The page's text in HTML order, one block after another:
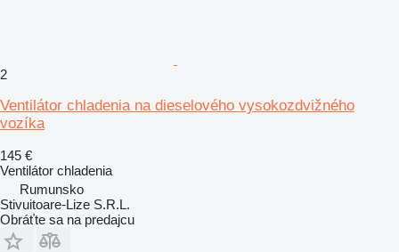
2
Ventilátor chladenia na dieselového vysokozdvižného
vozíka
145 €
Ventilátor chladenia
Rumunsko
Stivuitoare-Lize S.R.L.
Obráťte sa na predajcu